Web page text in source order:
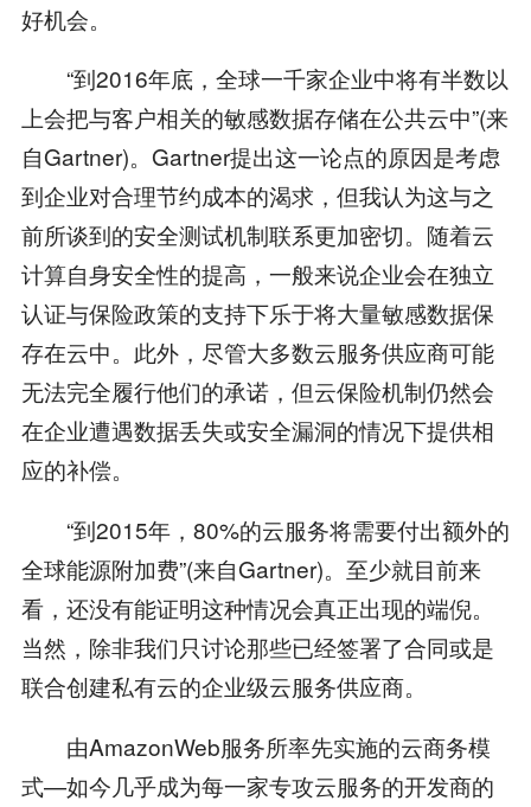
好机会。
“到2016年底，全球一千家企业中将有半数以
上会把与客户相关的敏感数据存储在公共云中”(来
自Gartner)。Gartner提出这一论点的原因是考虑
到企业对合理节约成本的渴求，但我认为这与之
前所谈到的安全测试机制联系更加密切。随着云
计算自身安全性的提高，一般来说企业会在独立
认证与保险政策的支持下乐于将大量敏感数据保
存在云中。此外，尽管大多数云服务供应商可能
无法完全履行他们的承诺，但云保险机制仍然会
在企业遭遇数据丢失或安全漏洞的情况下提供相
应的补偿。
“到2015年，80%的云服务将需要付出额外的
全球能源附加费”(来自Gartner)。至少就目前来
看，还没有能证明这种情况会真正出现的端倪。
当然，除非我们只讨论那些已经签署了合同或是
联合创建私有云的企业级云服务供应商。
由AmazonWeb服务所率先实施的云商务模
式—如今几乎成为每一家专攻云服务的开发商的